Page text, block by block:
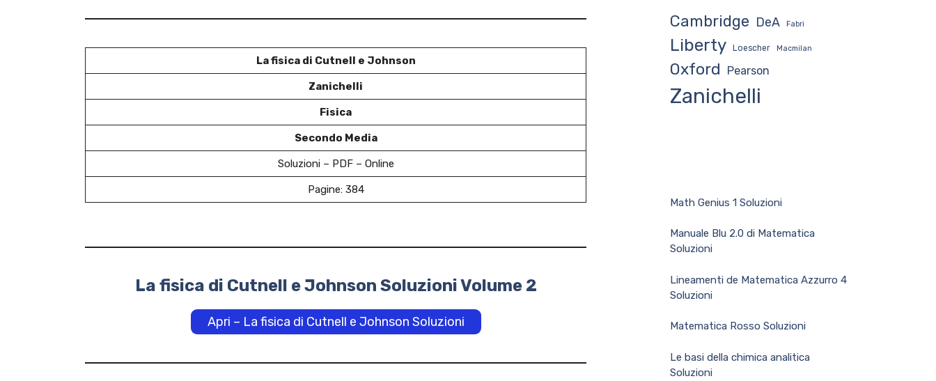
La fisica di Cutnell e Johnson
Zanichelli
Fisica
Secondo Media
Soluzioni – PDF – Online
Pagine: 384
La fisica di Cutnell e Johnson Soluzioni Volume 2
Apri – La fisica di Cutnell e Johnson Soluzioni
Cambridge DeA Fabri
Liberty Loescher Macmilan
Oxford Pearson
Zanichelli
Math Genius 1 Soluzioni
Manuale Blu 2.0 di Matematica
Soluzioni
Lineamenti de Matematica Azzurro 4
Soluzioni
Matematica Rosso Soluzioni
Le basi della chimica analitica
Soluzioni